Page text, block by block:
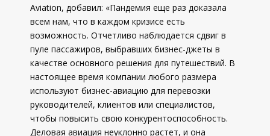
Aviation, добавил: «Пандемия еще раз доказала
всем нам, что в каждом кризисе есть
возможность. Отчетливо наблюдается сдвиг в
пуле пассажиров, выбравших бизнес-джеты в
качестве основного решения для путешествий. В
настоящее время компании любого размера
используют бизнес-авиацию для перевозки
руководителей, клиентов или специалистов,
чтобы повысить свою конкурентоспособность.
Деловая авиация неуклонно растет, и она